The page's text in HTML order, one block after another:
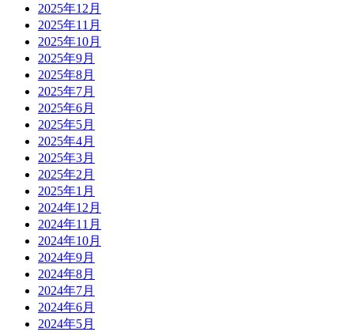
2025年12月
2025年11月
2025年10月
2025年9月
2025年8月
2025年7月
2025年6月
2025年5月
2025年4月
2025年3月
2025年2月
2025年1月
2024年12月
2024年11月
2024年10月
2024年9月
2024年8月
2024年7月
2024年6月
2024年5月